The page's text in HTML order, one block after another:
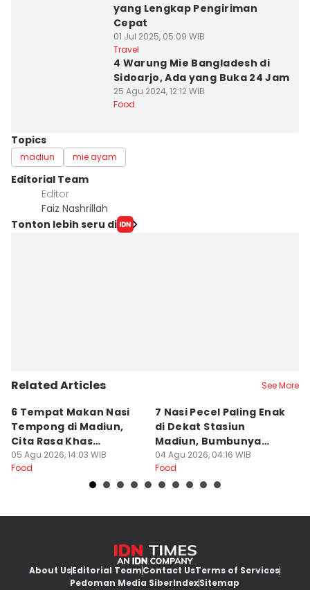
yang Lengkap Pengiriman
Cepat
01 Jul 2025, 05:09 WIB
Travel
4 Warung Mie Bangladesh di
Sidoarjo, Ada yang Buka 24 Jam
25 Agu 2024, 12:12 WIB
Food
Topics
madiun mie ayam
Editorial Team
Editor
Faiz Nashrillah
Tonton lebih seru di
Related Articles See More
6 Tempat Makan Nasi
Tempong di Madiun,
Cita Rasa Khas
Banyuwangi
05 Agu 2026, 14:03 WIB
Food
7 Nasi Pecel Paling Enak
di Dekat Stasiun
Madiun, Bumbunya
Khas
04 Agu 2026, 04:16 WIB
Food
About UsEditorial TeamContact UsTerms of Services
Pedoman Media SiberIndexSitemap